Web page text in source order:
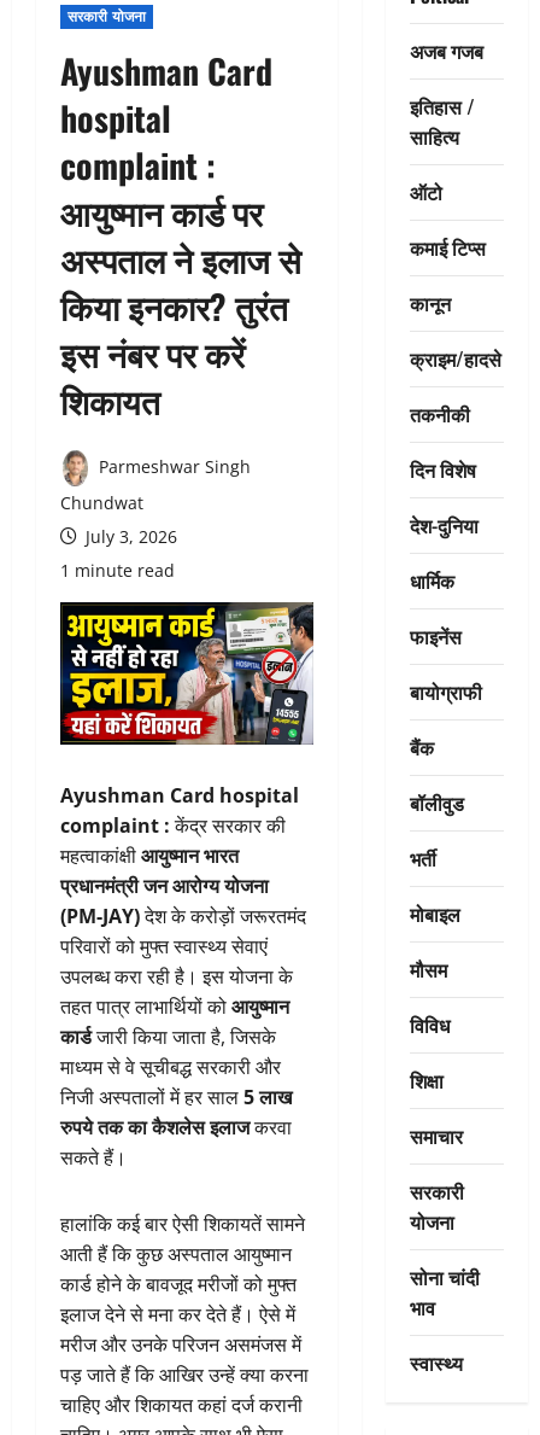
सरकारी योजना
Ayushman Card
hospital
complaint :
आयुष्मान कार्ड पर
अस्पताल ने इलाज से
किया इनकार? तुरंत
इस नंबर पर करें
शिकायत
Parmeshwar Singh
Chundwat
July 3, 2026
1 minute read
Ayushman Card hospital
complaint :केंद्र सरकार की
महत्वाकांक्षीआयुष्मान भारत
प्रधानमंत्री जन आरोग्य योजना
(PM-JAY)देश के करोड़ों जरूरतमंद
परिवारों को मुफ्त स्वास्थ्य सेवाएं
उपलब्ध करा रही है। इस योजना के
तहत पात्र लाभार्थियों कोआयुष्मान
कार्डजारी किया जाता है, जिसके
माध्यम से वे सूचीबद्ध सरकारी और
निजी अस्पतालों में हर साल5 लाख
रुपये तक का कैशलेस इलाजकरवा
सकते हैं।
हालांकि कई बार ऐसी शिकायतें सामने
आती हैं कि कुछ अस्पताल आयुष्मान
कार्ड होने के बावजूद मरीजों को मुफ्त
इलाज देने से मना कर देते हैं। ऐसे में
मरीज और उनके परिजन असमंजस में
पड़ जाते हैं कि आखिर उन्हें क्या करना
चाहिए और शिकायत कहां दर्ज करानी
अजब गजब
इतिहास /
साहित्य
ऑटो
कमाई टिप्स
कानून
क्राइम/हादसे
तकनीकी
दिन विशेष
देश-दुनिया
धार्मिक
फाइनेंस
बायोग्राफी
बैंक
बॉलीवुड
भर्ती
मोबाइल
मौसम
विविध
शिक्षा
समाचार
सरकारी
योजना
सोना चांदी
भाव
स्वास्थ्य